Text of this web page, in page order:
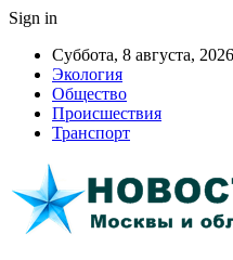
Sign in
Суббота, 8 августа, 2026
Экология
Общество
Происшествия
Транспорт